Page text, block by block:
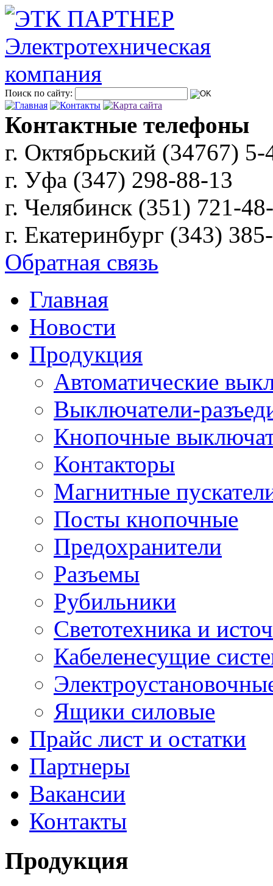
Поиск по сайту:
Контактные телефоны
г. Октябрьский (34767) 5-
г. Уфа (347) 298-88-13
г. Челябинск (351) 721-
г. Екатеринбург (343)
Обратная связь
Главная
Новости
Продукция
Автоматические
Выключатели-
Кнопочные
Контакторы
Магнитные
Посты кнопочные
Предохранители
Разъемы
Рубильники
Светотехника и
Кабеленесущие
Ящики силовые
Прайс лист и остатки
Партнеры
Вакансии
Контакты
Продукция